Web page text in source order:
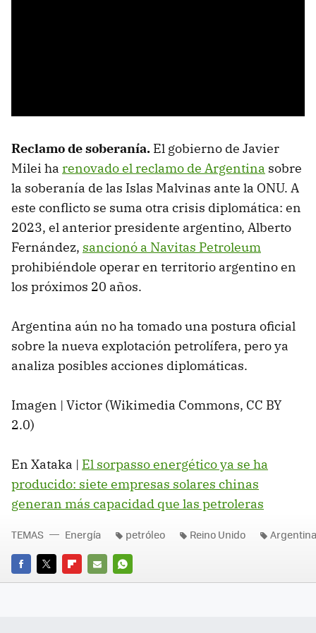
Reclamo de soberanía. El gobierno de Javier
Milei ha renovado el reclamo de Argentina sobre
la soberanía de las Islas Malvinas ante la ONU. A
este conflicto se suma otra crisis diplomática: en
2023, el anterior presidente argentino, Alberto
Fernández, sancionó a Navitas Petroleum
prohibiéndole operar en territorio argentino en
los próximos 20 años.
Argentina aún no ha tomado una postura oficial
sobre la nueva explotación petrolífera, pero ya
analiza posibles acciones diplomáticas.
Imagen | Victor (Wikimedia Commons, CC BY
2.0)
En Xataka | El sorpasso energético ya se ha
producido: siete empresas solares chinas
generan más capacidad que las petroleras
FACEBOOK
TWITTERFLIPBOARD
E-
WHATSAPP
TEMAS Energía petróleo Reino Unido Argentina